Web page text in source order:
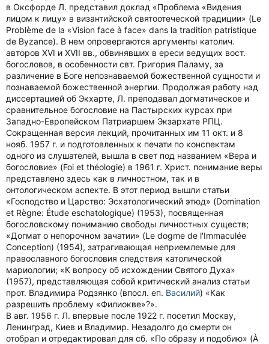
в Оксфорде Л. представил доклад «Проблема «Видения
лицом к лицу» в византийской святоотеческой традиции» (Le
Problème de la «Vision face à face» dans la tradition patristique
de Byzanсe). В нем опровергаются аргументы католич.
авторов XVI и XVII вв., обвинявших в ереси ведущих вост.
богословов, в особенности свт. Григория Паламу, за
различение в Боге непознаваемой божественной сущности и
познаваемой божественной энергии. Продолжая работу над
диссертацией об Экхарте, Л. преподавал догматическое и
сравнительное богословие на Пастырских курсах при
Западно-Европейском Патриаршем Экзархате РПЦ.
Сокращенная версия лекций, прочитанных им 11 окт. и 8
нояб. 1957 г. и подготовленных к печати по конспектам
одного из слушателей, вышла в свет под названием «Вера и
богословие» (Foi et théologie) в 1961 г. Христ. понимание веры
представлено здесь как в личностном, так и в
онтологическом аспекте. В этот период вышли статьи
«Господство и Царство: Эсхатологический этюд» (Domination
et Règne: Étude eschatologique) (1953), посвященная
богословскому пониманию свободы личностных существ;
«Догмат о непорочном зачатии» (Le dogme de l'Immaсulée
Conception) (1954), затрагивающая неприемлемые для
православного богословия следствия католической
мариологии; «К вопросу об исхождении Святого Духа»
(1957), представляющая собой критический анализ статьи
прот. Владимира Родзянко (впосл. еп. Василий) «Как
разрешить проблему «Филиокве»?».
В авг. 1956 г. Л. впервые после 1922 г. посетил Москву,
Ленинград, Киев и Владимир. Незадолго до смерти он
отобрал и отредактировал для сб. «По образу и подобию» (À